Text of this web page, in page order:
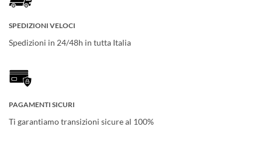
SPEDIZIONI VELOCI
Spedizioni in 24/48h in tutta Italia
PAGAMENTI SICURI
Ti garantiamo transizioni sicure al 100%